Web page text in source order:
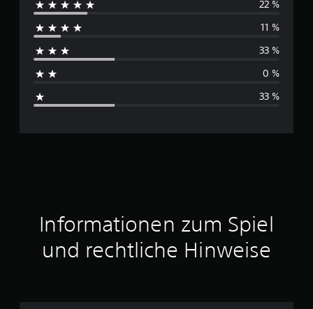
r
c
h
s
h
t
t
i
22 %
11 %
33 %
0 %
33 %
Informationen zum Spiel
und rechtliche Hinweise